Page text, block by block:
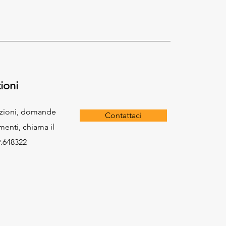
domande
chiama il
Contattaci